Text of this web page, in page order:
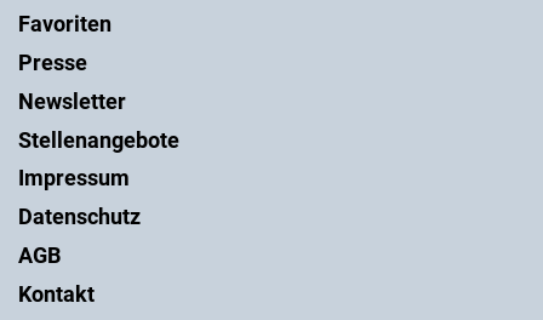
Favoriten
Presse
Newsletter
Stellenangebote
Impressum
Datenschutz
AGB
Kontakt